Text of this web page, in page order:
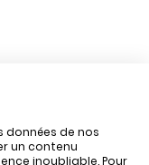
données de nos
un contenu
inoubliable. Pour